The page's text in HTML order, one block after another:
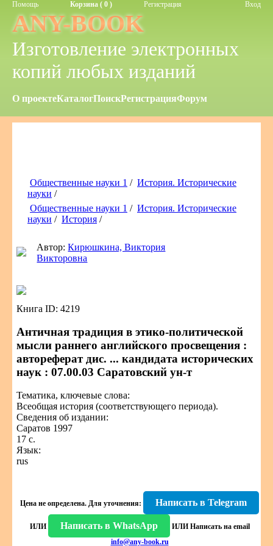
Помощь Корзина ( 0 ) Регистрация Вход
ANY-BOOK
Изготовление электронных
копий любых изданий
О проектеКаталогПоискРегистрацияФорум
Общественные науки 1 / История. Исторические
науки /
Общественные науки 1 / История. Исторические
науки / История /
Автор:Кирюшкина, Виктория
Викторовна
Книга ID: 4219
Античная традиция в этико-политической
мысли раннего английского просвещения :
автореферат дис. ... кандидата исторических
наук : 07.00.03 Саратовский ун-т
Тематика, ключевые слова:
Всеобщая история (соответствующего периода).
Сведения об издании:
Саратов 1997
17 с.
Язык:
rus
Цена не определена. Для уточнения: Написать в Telegram
ИЛИ Написать в WhatsApp ИЛИ Написать на email
info@any-book.ru